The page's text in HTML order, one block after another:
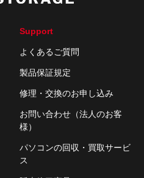
Support
よくあるご質問
製品保証規定
修理・交換のお申し込み
お問い合わせ（法人のお客
様）
パソコンの回収・買取サービ
ス